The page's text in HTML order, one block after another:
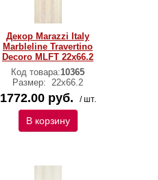
Декор Marazzi Italy
Marbleline Travertino
Decoro MLFT 22х66.2
Код товара:10365
Размер: 22х66.2
1772.00 руб. / шт.
В корзину